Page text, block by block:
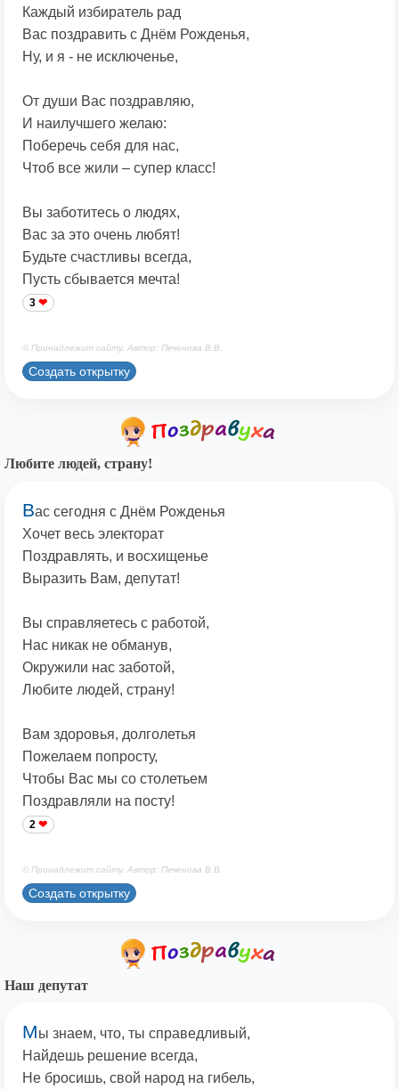
Каждый избиратель рад
Вас поздравить с Днём Рожденья,
Ну, и я - не исключенье,
От души Вас поздравляю,
И наилучшего желаю:
Поберечь себя для нас,
Чтоб все жили – супер класс!
Вы заботитесь о людях,
Вас за это очень любят!
Будьте счастливы всегда,
Пусть сбывается мечта!
3
© Принадлежит сайту. Автор: Печенова В.В.
Создать открытку
Любите людей, страну!
Вас сегодня с Днём Рожденья
Хочет весь электорат
Поздравлять, и восхищенье
Выразить Вам, депутат!
Вы справляетесь с работой,
Нас никак не обманув,
Окружили нас заботой,
Любите людей, страну!
Вам здоровья, долголетья
Пожелаем попросту,
Чтобы Вас мы со столетьем
Поздравляли на посту!
2
© Принадлежит сайту. Автор: Печенова В.В.
Создать открытку
Наш депутат
Мы знаем, что, ты справедливый,
Найдешь решение всегда,
Не бросишь, свой народ на гибель,